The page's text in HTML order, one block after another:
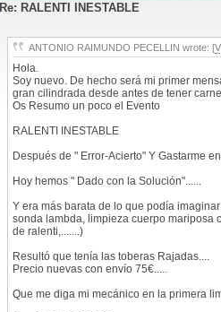
Re: RALENTI INESTABLE
ANTONIO RAIMUNDO PECELLIN wrote: [
Hola.
Soy nuevo. De hecho será mi primer
gran cilindrada desde antes de tener
Os Resumo un poco el Evento
RALENTI INESTABLE
Después de " Error-Acierto" Y Gastarme
Hoy hemos " Dado con la Solución"......
Y era más barata de lo que podía
sonda lambda, limpieza cuerpo mariposa
de ralenti,.......)
Resultó que tenía las toberas Rajadas....
Precio nuevas con envío 75€.....
Que me diga mi mecánico en la primera